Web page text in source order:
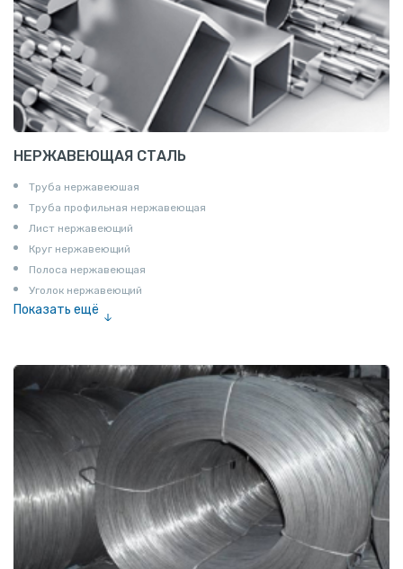
НЕРЖАВЕЮЩАЯ СТАЛЬ
Труба нержавеюшая
Труба профильная нержавеющая
Лист нержавеющий
Круг нержавеющий
Полоса нержавеющая
Уголок нержавеющий
Показать ещё